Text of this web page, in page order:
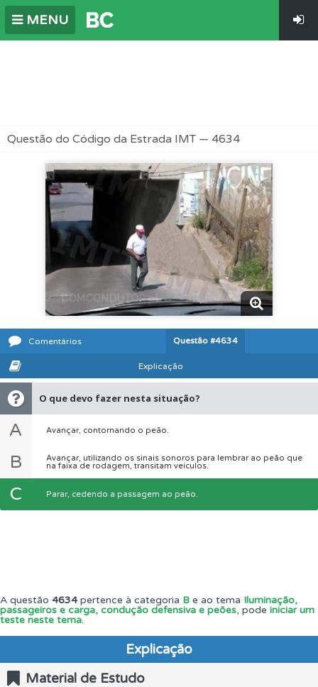
MENU
Questão do Código da Estrada IMT — 4634
Comentários Questão #4634
Explicação
O que devo fazer nesta situação?
A Avançar, contornando o peão.
B
Avançar, utilizando os sinais sonoros para lembrar ao peão que
na faixa de rodagem, transitam veículos.
C Parar, cedendo a passagem ao peão.
A questão 4634pertence à categoria B e ao tema Iluminação,
passageiros e carga, condução defensiva e peões, pode iniciar um
teste neste tema.
Explicação
Material de Estudo